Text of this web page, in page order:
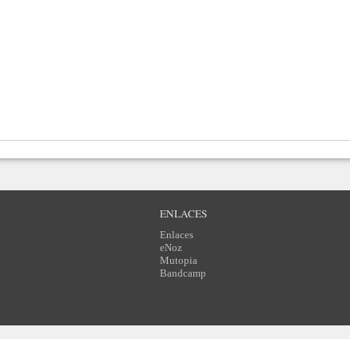
ENLACES
Enlaces
eNoz
Mutopia
Bandcamp